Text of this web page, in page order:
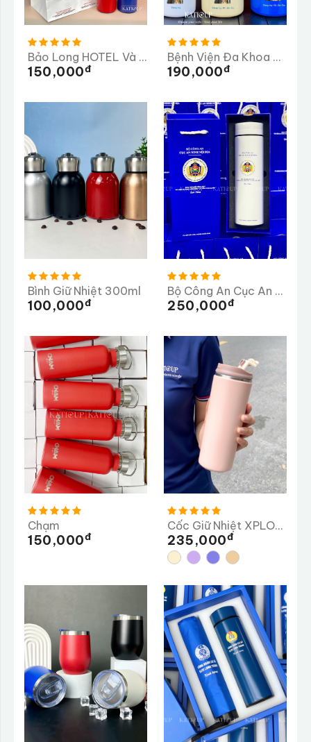
Bảo Long HOTEL Và PEAK COFFEE
150,000Đ
Bệnh Viện Đa Khoa Hoàn Mỹ
190,000Đ
Bình Giữ Nhiệt 300ml
100,000Đ
Bộ Công An Cục An Ninh Nội Địa
250,000Đ
Chạm
150,000Đ
Cốc Giữ Nhiệt XPLORY 480ML
235,000Đ